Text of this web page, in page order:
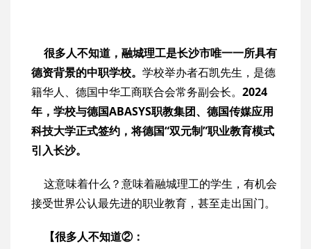
很多人不知道，融城理工是长沙市唯一一所具有
德资背景的中职学校。 学校举办者石凯先生，是德
籍华人、德国中华工商联合会常务副会长。 2024
年，学校与德国ABASYS职教集团、德国传媒应用
科技大学正式签约，将德国“双元制”职业教育模式
引入长沙。
这意味着什么？意味着融城理工的学生，有机会
接受世界公认最先进的职业教育，甚至走出国门。
【很多人不知道②：